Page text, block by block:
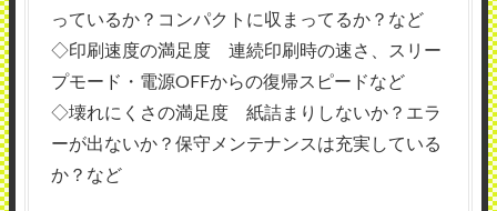
っているか？コンパクトに収まってるか？など
◇印刷速度の満足度 連続印刷時の速さ、スリー
プモード・電源OFFからの復帰スピードなど
◇壊れにくさの満足度 紙詰まりしないか？エラ
ーが出ないか？保守メンテナンスは充実している
か？など